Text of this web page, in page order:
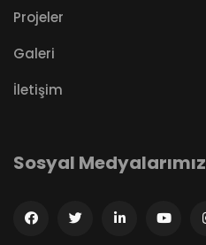
Projeler
Galeri
İletişim
Sosyal Medyalarımız